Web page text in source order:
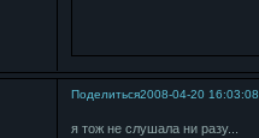
Поделиться2008-04-20 16:03:08
я тож не слушала ни разу...